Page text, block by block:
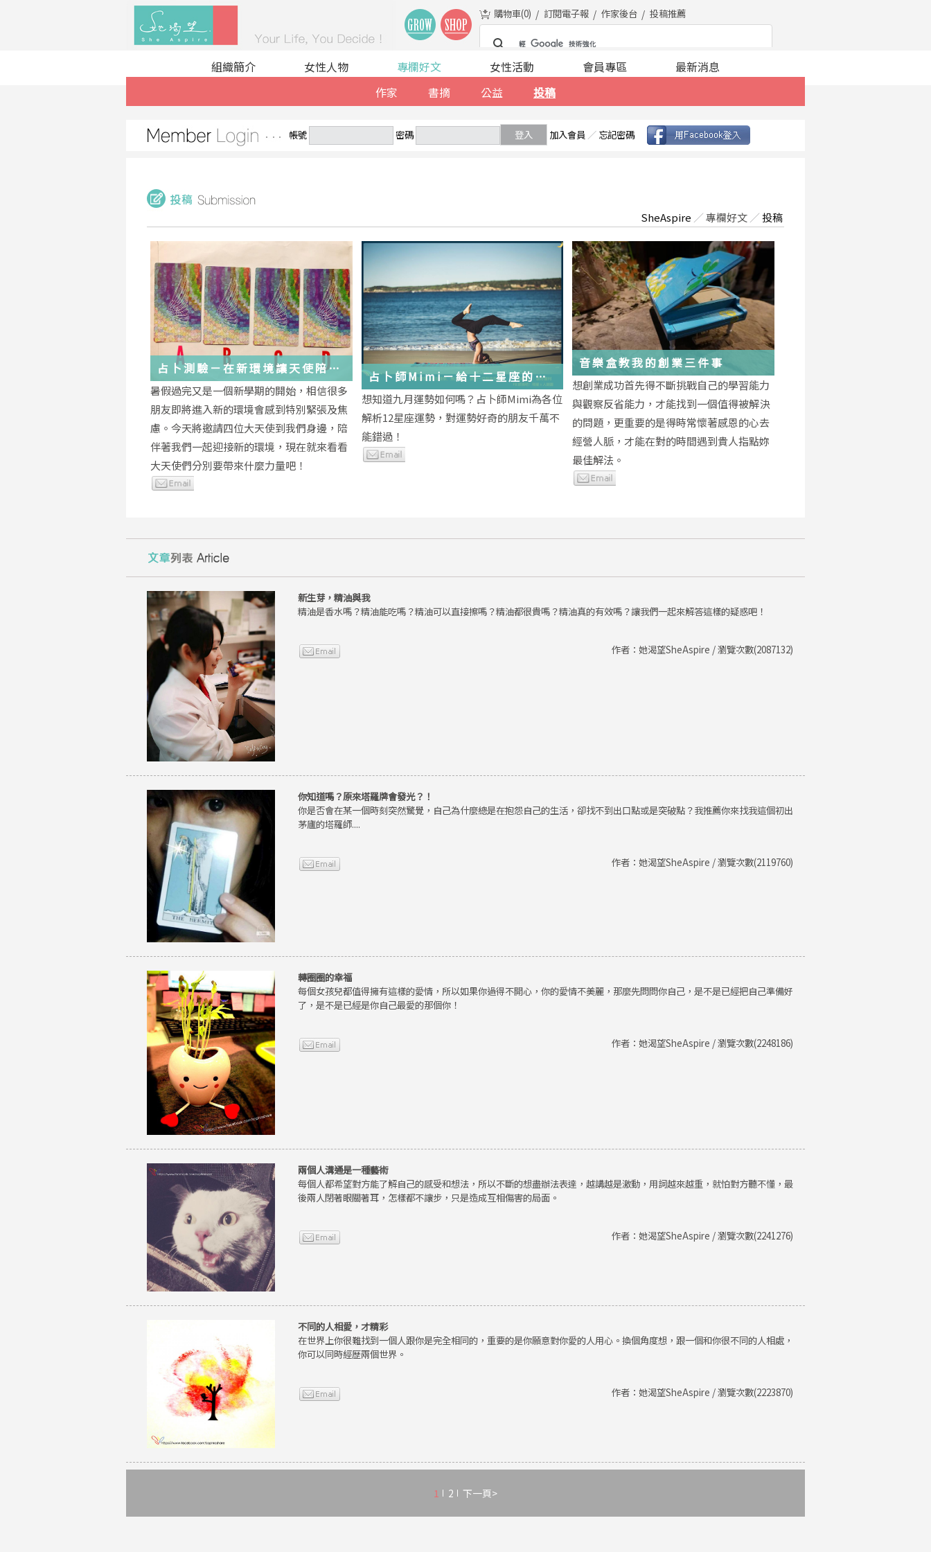
購物車(0) 訂閱電子報 作家後台 投稿推薦
組織簡介 女性人物
專欄好文
作家
書摘 公益 投稿
女性活動 會員專區 最新消息
帳號 密碼 登入 加入會員 ／ 忘記密碼
SheAspire ／專欄好文 ／投稿
占卜測驗－在新環境讓天使陪伴
你度過
暑假過完又是一個新學期的開始，相信很多
朋友即將進入新的環境會感到特別緊張及焦
慮。今天將邀請四位大天使到我們身邊，陪
伴著我們一起迎接新的環境，現在就來看看
大天使們分別要帶來什麼力量吧！
占卜師Mimi－給十二星座的
2018年九月運勢小叮嚀
想知道九月運勢如何嗎？占卜師Mimi為各位
解析12星座運勢，對運勢好奇的朋友千萬不
能錯過！
音樂盒教我的創業三件事
想創業成功首先得不斷挑戰自己的學習能力
與觀察反省能力，才能找到一個值得被解決
的問題，更重要的是得時常懷著感恩的心去
經營人脈，才能在對的時間遇到貴人指點妳
最佳解法。
新生芽，精油與我
精油是香水嗎？精油能吃嗎？精油可以直接擦嗎？精油都很貴嗎？精油真的有效嗎？讓我們一起來解答這樣的疑惑吧！
作者：她渴望SheAspire / 瀏覽次數(2087132)
你知道嗎？原來塔羅牌會發光？！
你是否會在某一個時刻突然驚覺，自己為什麼總是在抱怨自己的生活，卻找不到出口點或是突破點？我推薦你來找我這個初出
茅廬的塔羅師....
作者：她渴望SheAspire / 瀏覽次數(2119760)
轉圈圈的幸福
每個女孩兒都值得擁有這樣的愛情，所以如果你過得不開心，你的愛情不美麗，那麼先問問你自己，是不是已經把自己準備好
了，是不是已經是你自己最愛的那個你！
作者：她渴望SheAspire / 瀏覽次數(2248186)
兩個人溝通是一種藝術
每個人都希望對方能了解自己的感受和想法，所以不斷的想盡辦法表達，越講越是激動，用詞越來越重，就怕對方聽不懂，最
後兩人閉著眼關著耳，怎樣都不讓步，只是造成互相傷害的局面。
作者：她渴望SheAspire / 瀏覽次數(2241276)
不同的人相愛，才精彩
在世界上你很難找到一個人跟你是完全相同的，重要的是你願意對你愛的人用心。換個角度想，跟一個和你很不同的人相處，
你可以同時經歷兩個世界。
作者：她渴望SheAspire / 瀏覽次數(2223870)
1 2 下一頁>